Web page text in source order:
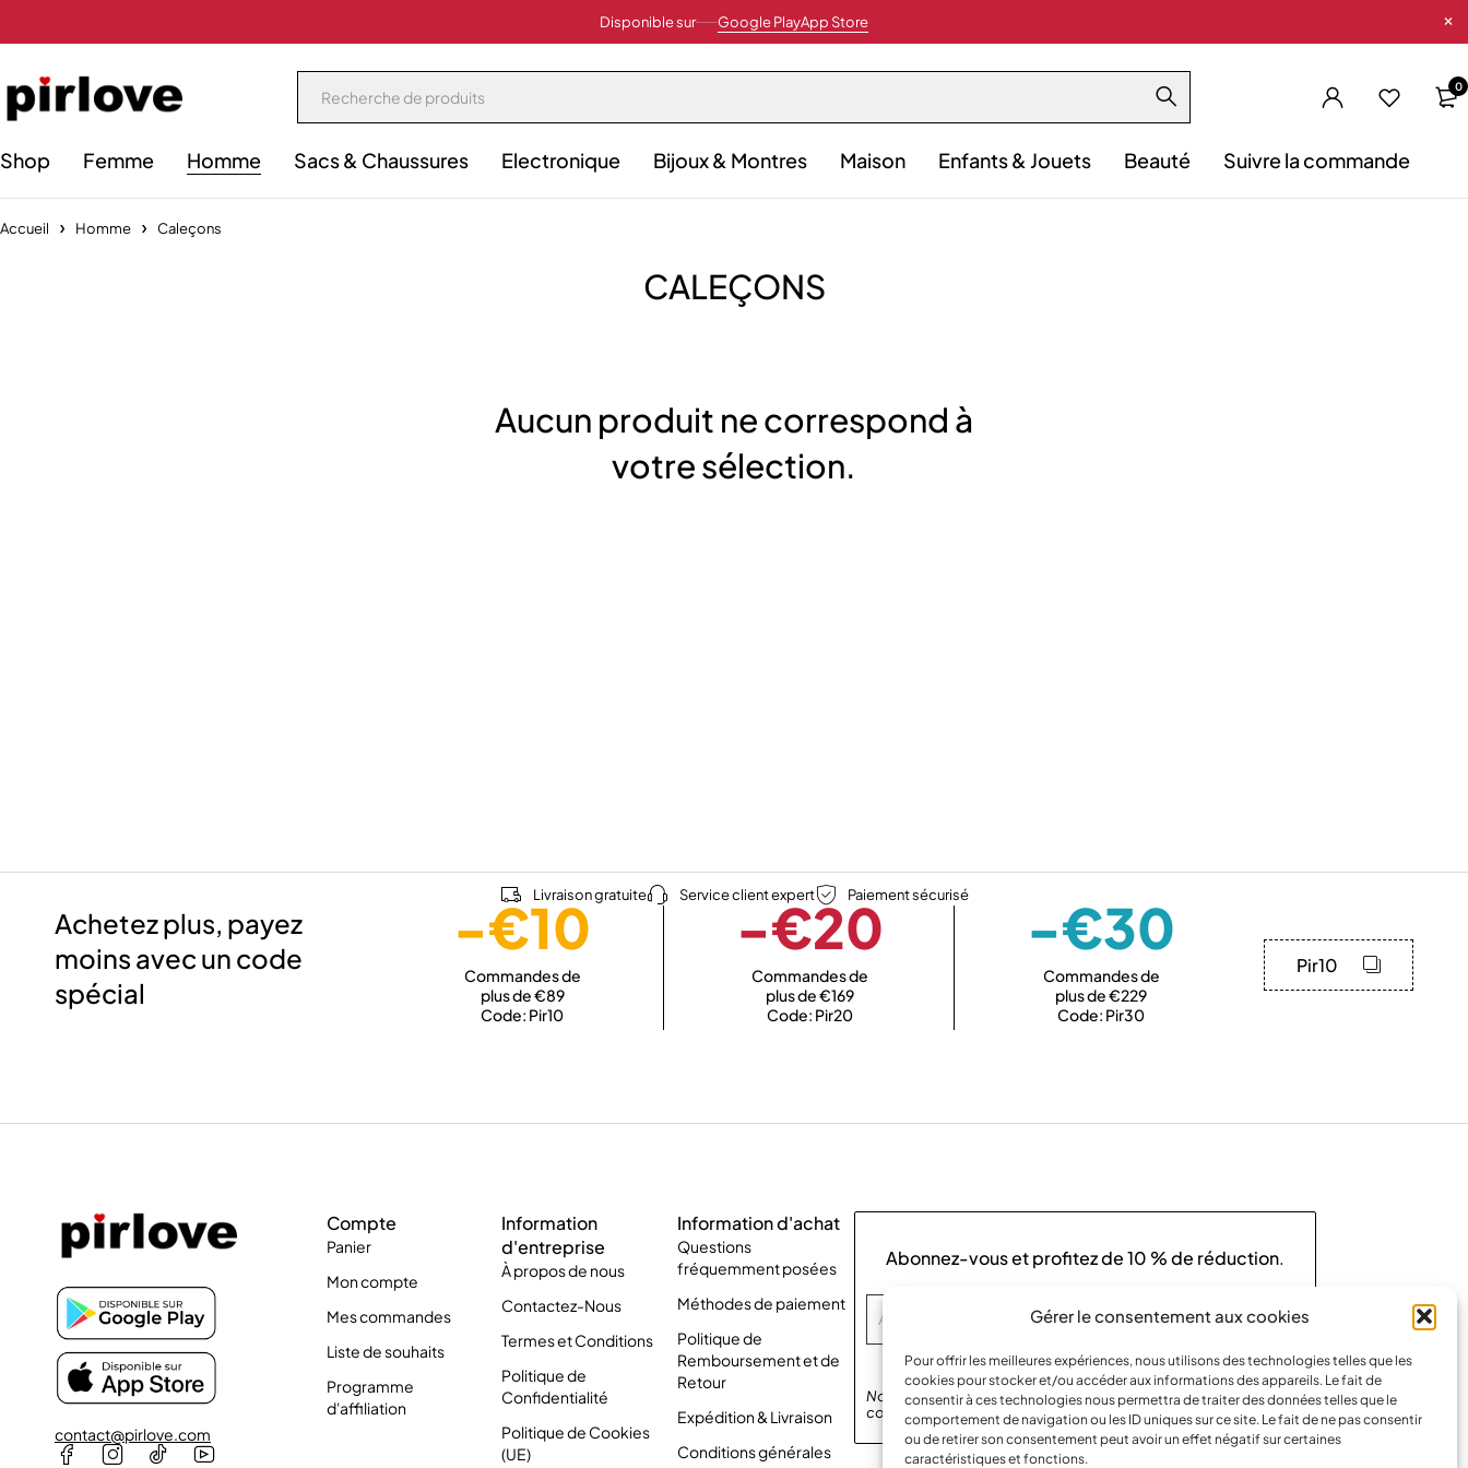
Gérer le consentement aux cookies
Pour offrir les meilleures expériences, nous utilisons des technologies telles que les
cookies pour stocker et/ou accéder aux informations des appareils. Le fait de
consentir à ces technologies nous permettra de traiter des données telles que le
comportement de navigation ou les ID uniques sur ce site. Le fait de ne pas consentir
ou de retirer son consentement peut avoir un effet négatif sur certaines
caractéristiques et fonctions.
Disponible sur Google PlayApp Store
0
Shop Femme Homme Sacs & Chaussures Electronique Bijoux & Montres Maison Enfants & Jouets Beauté Suivre la commande
Accueil Homme Caleçons
CALEÇONS
Aucun produit ne correspond à
votre sélection.
Livraison gratuite Service client expert Paiement sécurisé
Achetez plus, payez
moins avec un code
spécial
-€10
Commandes de
plus de €89
Code: Pir10
-€20
Commandes de
plus de €169
Code: Pir20
-€30
Commandes de
plus de €229
Code: Pir30
Pir10
contact@pirlove.com
Compte
Panier
Mon compte
Mes commandes
Liste de souhaits
Programme
d'affiliation
Information
d'entreprise
À propos de nous
Contactez-Nous
Termes et Conditions
Politique de
Confidentialité
Politique de Cookies
(UE)
Information d'achat
Questions
fréquemment posées
Méthodes de paiement
Politique de
Remboursement et de
Retour
Expédition & Livraison
Conditions générales
Abonnez-vous et profitez de10 % de réduction.
Nous respectons votre vie privée.Consultez notrepolitique de
confidentialité
pour en savoir plus